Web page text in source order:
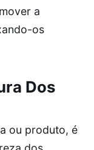
a
os
Dos
ou produto, é